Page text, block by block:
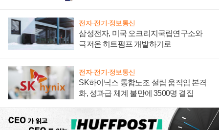
전자·전기·정보통신
삼성전자, 미국 오크리지국립연구소와
극저온 히트펌프 개발하기로
전자·전기·정보통신
SK하이닉스 통합노조 설립 움직임 본격
화, 성과급 체계 불만에 3500명 결집